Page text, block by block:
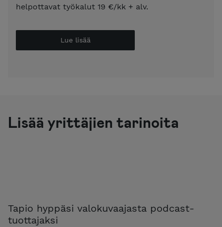
helpottavat työkalut 19 €/kk + alv.
Lue lisää
Lisää yrittäjien tarinoita
Tapio hyppäsi valokuvaajasta podcast-
tuottajaksi